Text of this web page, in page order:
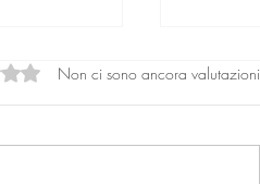
0 stelle su 5.
Non ci sono ancora valutazioni